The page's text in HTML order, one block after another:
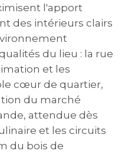
l'apport
des intérieurs clairs
du lieu : la rue
et les
cœur de quartier,
du marché
attendue dès
et les circuits
du bois de